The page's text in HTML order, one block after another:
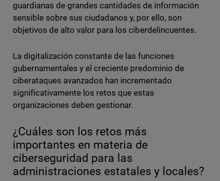
guardianas de grandes cantidades de información
sensible sobre sus ciudadanos y, por ello, son
objetivos de alto valor para los ciberdelincuentes.
La digitalización constante de las funciones
gubernamentales y el creciente predominio de
ciberataques avanzados han incrementado
significativamente los retos que estas
organizaciones deben gestionar.
¿Cuáles son los retos más
importantes en materia de
ciberseguridad para las
administraciones estatales y locales?